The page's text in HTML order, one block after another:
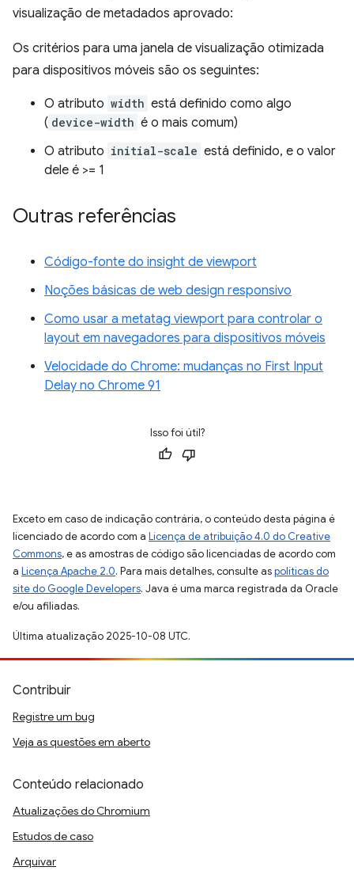
visualização de metadados aprovado:
Os critérios para uma janela de visualização otimizada
para dispositivos móveis são os seguintes:
O atributo width está definido como algo
( device-width é o mais comum)
O atributo initial-scale está definido, e o valor
dele é >= 1
Outras referências
Código-fonte do insight de viewport
Noções básicas de web design responsivo
Como usar a metatag viewport para controlar o
layout em navegadores para dispositivos móveis
Velocidade do Chrome: mudanças no First Input
Delay no Chrome 91
Isso foi útil?
Exceto em caso de indicação contrária, o conteúdo desta página é
licenciado de acordo com a Licença de atribuição 4.0 do Creative
Commons, e as amostras de código são licenciadas de acordo com
a Licença Apache 2.0. Para mais detalhes, consulte aspolíticas do
site do Google Developers. Java é uma marca registrada da Oracle
e/ou afiliadas.
Última atualização 2025-10-08 UTC.
Contribuir
Registre um bug
Veja as questões em aberto
Conteúdo relacionado
Atualizações do Chromium
Estudos de caso
Arquivar